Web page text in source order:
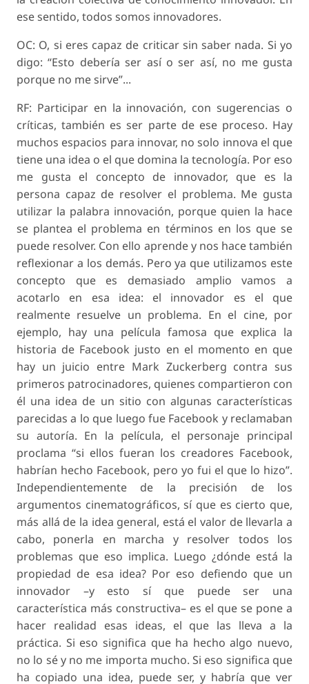
ese sentido, todos somos innovadores.
OC: O, si eres capaz de criticar sin saber nada. Si yo
digo: “Esto debería ser así o ser así, no me gusta
porque no me sirve”...
RF: Participar en la innovación, con sugerencias o
críticas, también es ser parte de ese proceso. Hay
muchos espacios para innovar, no solo innova el que
tiene una idea o el que domina la tecnología. Por eso
me gusta el concepto de innovador, que es la
persona capaz de resolver el problema. Me gusta
utilizar la palabra innovación, porque quien la hace
se plantea el problema en términos en los que se
puede resolver. Con ello aprende y nos hace también
reflexionar a los demás. Pero ya que utilizamos este
concepto que es demasiado amplio vamos a
acotarlo en esa idea: el innovador es el que
realmente resuelve un problema. En el cine, por
ejemplo, hay una película famosa que explica la
historia de Facebook justo en el momento en que
hay un juicio entre Mark Zuckerberg contra sus
primeros patrocinadores, quienes compartieron con
él una idea de un sitio con algunas características
parecidas a lo que luego fue Facebook y reclamaban
su autoría. En la película, el personaje principal
proclama “si ellos fueran los creadores Facebook,
habrían hecho Facebook, pero yo fui el que lo hizo”.
Independientemente de la precisión de los
argumentos cinematográficos, sí que es cierto que,
más allá de la idea general, está el valor de llevarla a
cabo, ponerla en marcha y resolver todos los
problemas que eso implica. Luego ¿dónde está la
propiedad de esa idea? Por eso defiendo que un
innovador –y esto sí que puede ser una
característica más constructiva– es el que se pone a
hacer realidad esas ideas, el que las lleva a la
práctica. Si eso significa que ha hecho algo nuevo,
no lo sé y no me importa mucho. Si eso significa que
ha copiado una idea, puede ser, y habría que ver